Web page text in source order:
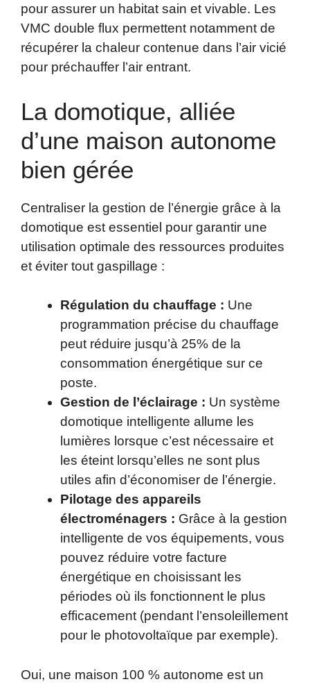
pour assurer un habitat sain et vivable. Les
VMC double flux permettent notamment de
récupérer la chaleur contenue dans l’air vicié
pour préchauffer l’air entrant.
La domotique, alliée
d’une maison autonome
bien gérée
Centraliser la gestion de l’énergie grâce à la
domotique est essentiel pour garantir une
utilisation optimale des ressources produites
et éviter tout gaspillage :
Régulation du chauffage : Une
programmation précise du chauffage
peut réduire jusqu’à 25% de la
consommation énergétique sur ce
poste.
Gestion de l’éclairage : Un système
domotique intelligente allume les
lumières lorsque c’est nécessaire et
les éteint lorsqu’elles ne sont plus
utiles afin d’économiser de l’énergie.
Pilotage des appareils
électroménagers : Grâce à la gestion
intelligente de vos équipements, vous
pouvez réduire votre facture
énergétique en choisissant les
périodes où ils fonctionnent le plus
efficacement (pendant l’ensoleillement
pour le photovoltaïque par exemple).
Oui, une maison 100 % autonome est un